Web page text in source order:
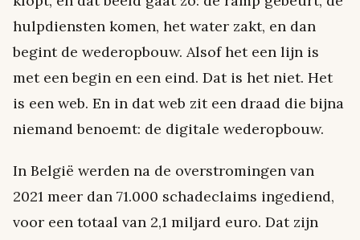
hulpdiensten komen, het water zakt, en dan
begint de wederopbouw. Alsof het een lijn is
met een begin en een eind. Dat is het niet. Het
is een web. En in dat web zit een draad die bijna
niemand benoemt: de digitale wederopbouw.
In België werden na de overstromingen van
2021 meer dan 71.000 schadeclaims ingediend,
voor een totaal van 2,1 miljard euro. Dat zijn